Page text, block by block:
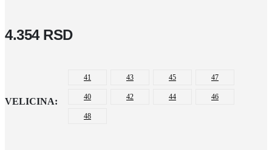
4.354 RSD
VELICINA
41 43 45 47
40 42 44 46
48